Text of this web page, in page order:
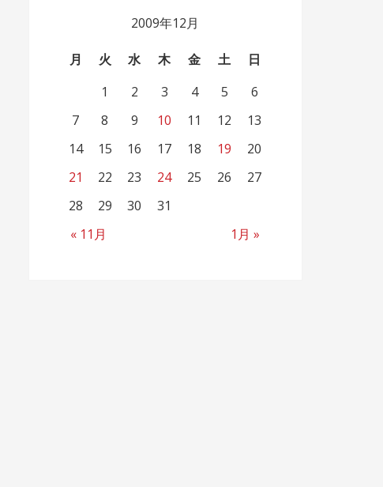
2009年12月
月 火 水 木 金 土 日
« 11月 1月 »
1 2 3 4 5
6
7
8 9 10 11 12
13
14
15 16 17 18 19
20
21
22 23 24 25 26
27
28
29 30 31